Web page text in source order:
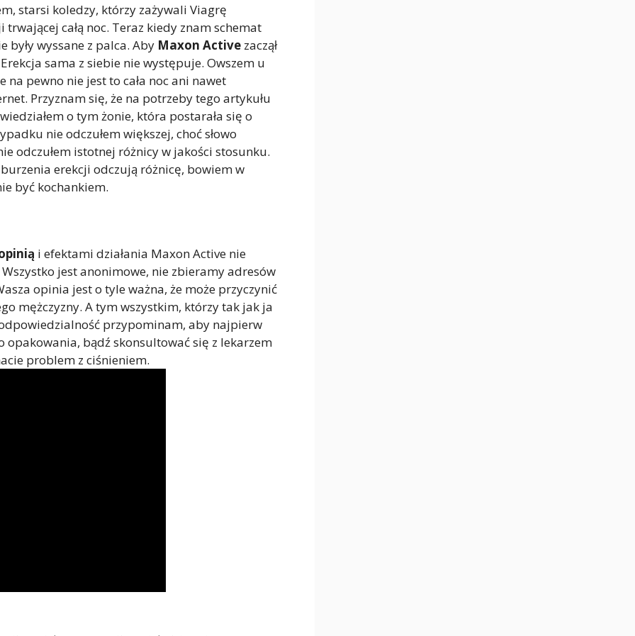
starsi koledzy, którzy zażywali Viagrę
całą noc. Teraz kiedy znam schemat
były wyssane z palca. Aby Maxon Active zaczął
sama z siebie nie występuje. Owszem u
na pewno nie jest to cała noc ani nawet
Przyznam się, że na potrzeby tego artykułu
o tym żonie, która postarała się o
nie odczułem większej, choć słowo
odczułem istotnej różnicy w jakości stosunku.
erekcji odczują różnicę, bowiem w
być kochankiem.
i efektami działania Maxon Active nie
jest anonimowe, nie zbieramy adresów
opinia jest o tyle ważna, że może przyczynić
mężczyzny. A tym wszystkim, którzy tak jak ja
przypominam, aby najpierw
opakowania, bądź skonsultować się z lekarzem
problem z ciśnieniem.